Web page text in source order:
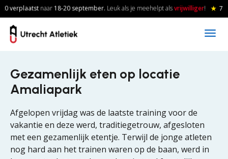
Skip to main content
verplaatstnaar18-20september. Leuk als je meehelpt alsvrijwilliger! ★ 7
Gezamenlijk eten op locatie
Amaliapark
Afgelopen vrijdag was de laatste training voor de
vakantie en deze werd, traditiegetrouw, afgesloten
met een gezamenlijk etentje. Terwijl de jonge atleten
nog hard aan het trainen waren op de baan, werd in